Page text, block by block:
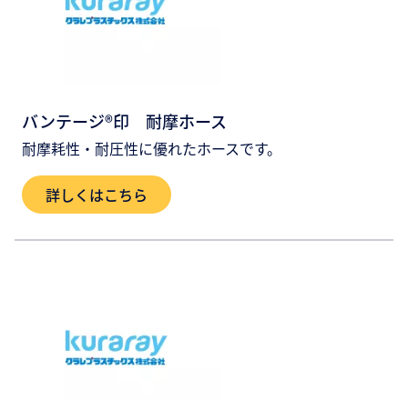
バンテージ®印 耐摩ホース
耐摩耗性・耐圧性に優れたホースです。
詳しくはこちら